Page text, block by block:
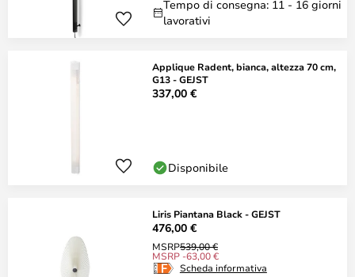
Tempo di consegna: 11 - 16 giorni
lavorativi
Applique Radent, bianca, altezza 70 cm,
G13 - GEJST
337,00 €
Disponibile
Liris Piantana Black - GEJST
476,00 €
MSRP539,00 €
MSRP -63,00 €
Scheda informativa